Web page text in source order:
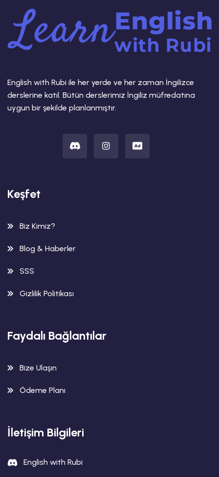
English with Rubi ile her yerde ve her zaman İngilizce
derslerine katıl. Bütün derslerimiz İngiliz müfredatına
uygun bir şekilde planlanmıştır.
Keşfet
Biz Kimiz?
Blog & Haberler
SSS
Gizlilik Politikası
Faydalı Bağlantılar
Bize Ulaşın
Ödeme Planı
İletişim Bilgileri
English with Rubi